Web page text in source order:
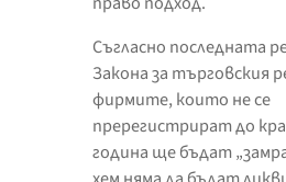
Съгласно последната
Закона за търговския
фирмите, които не се
пререгистрират до
година ще бъдат